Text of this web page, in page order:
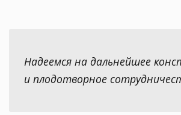
Надеемся на дальнейшее
и плодотворное